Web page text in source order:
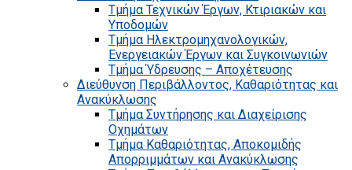
Τμήμα Τεχνικών Έργων, Κτιριακών και
Υποδομών
Τμήμα Ηλεκτρομηχανολογικών,
Ενεργειακών Έργων και Συγκοινωνιών
Τμήμα Ύδρευσης – Αποχέτευσης
Διεύθυνση Περιβάλλοντος, Καθαριότητας και
Ανακύκλωσης
Τμήμα Συντήρησης και Διαχείρισης
Οχημάτων
Τμήμα Καθαριότητας, Αποκομιδής
Απορριμμάτων και Ανακύκλωσης